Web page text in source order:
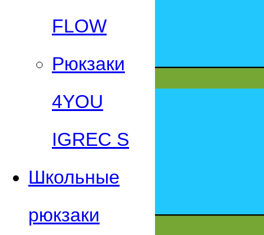
FLOW
Рюкзаки
4YOU
IGREC S
Школьные
рюкзаки